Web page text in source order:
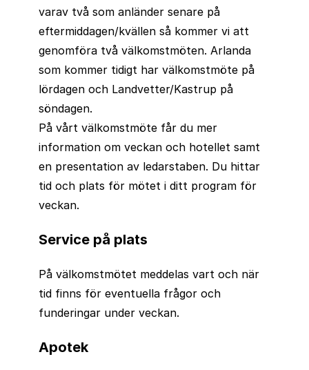
varav två som anländer senare på
eftermiddagen/kvällen så kommer vi att
genomföra två välkomstmöten. Arlanda
som kommer tidigt har välkomstmöte på
lördagen och Landvetter/Kastrup på
söndagen.
På vårt välkomstmöte får du mer
information om veckan och hotellet samt
en presentation av ledarstaben. Du hittar
tid och plats för mötet i ditt program för
veckan.
Service på plats
På välkomstmötet meddelas vart och när
tid finns för eventuella frågor och
funderingar under veckan.
Apotek